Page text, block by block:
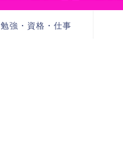
勉強・資格・仕事